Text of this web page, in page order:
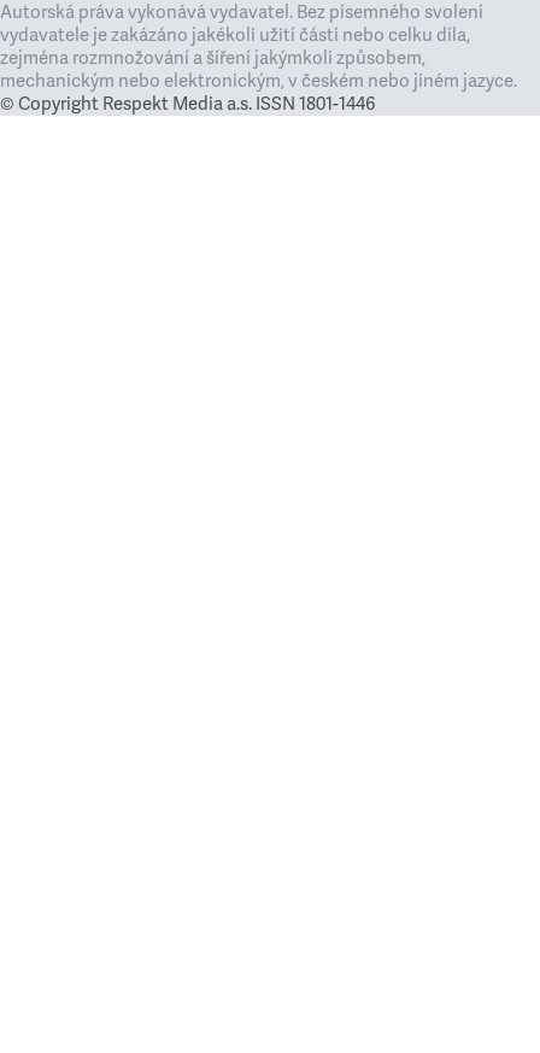
Autorská práva vykonává vydavatel. Bez písemného svolení
vydavatele je zakázáno jakékoli užití částí nebo celku díla,
zejména rozmnožování a šíření jakýmkoli způsobem,
mechanickým nebo elektronickým, v českém nebo jiném jazyce.
© Copyright Respekt Media a.s. ISSN 1801-1446